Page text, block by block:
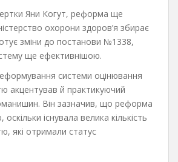
Яни Когут, реформа ще
охорони здоров’я збирає
зміни до постанови №1338,
ще ефективнішою.
системи оцінювання
акцентував й практикуючий
Він зазначив, що реформа
існувала велика кількість
які отримали статус